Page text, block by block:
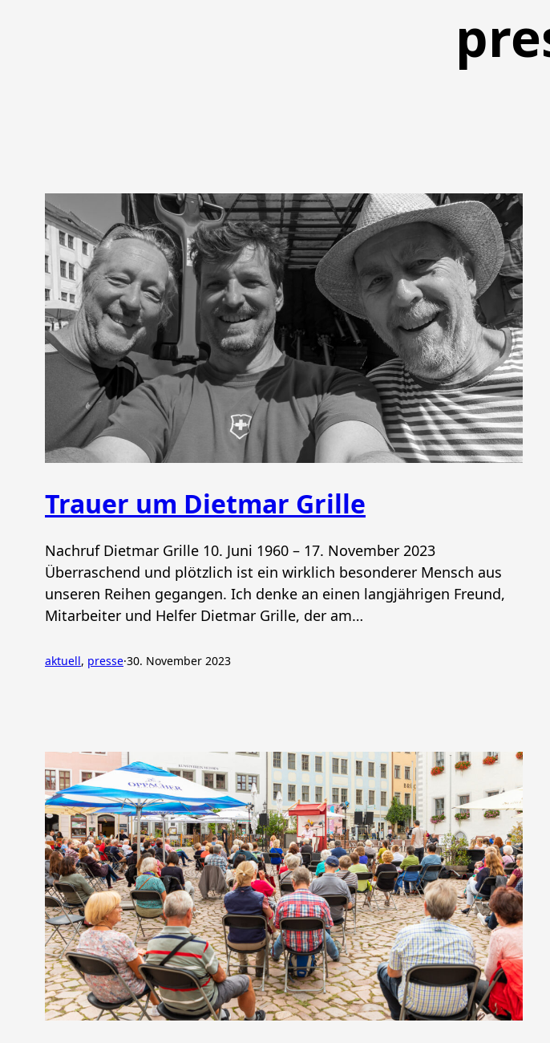
Trauer um Dietmar Grille
Nachruf Dietmar Grille 10. Juni 1960 – 17. November 2023
Überraschend und plötzlich ist ein wirklich besonderer Mensch aus
unseren Reihen gegangen. Ich denke an einen langjährigen Freund,
Mitarbeiter und Helfer Dietmar Grille, der am…
aktuell, presse·30. November 2023